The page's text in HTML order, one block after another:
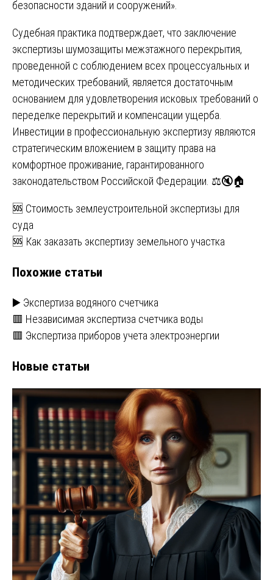
безопасности зданий и сооружений».
Судебная практика подтверждает, что заключение
экспертизы шумозащиты межэтажного перекрытия,
проведенной с соблюдением всех процессуальных и
методических требований, является достаточным
основанием для удовлетворения исковых требований о
переделке перекрытий и компенсации ущерба.
Инвестиции в профессиональную экспертизу являются
стратегическим вложением в защиту права на
комфортное проживание, гарантированного
законодательством Российской Федерации. ⚖️🔇🏠
Навигация
по
🆘 Стоимость землеустроительной экспертизы для
суда
🆘 Как заказать экспертизу земельного участка
Похожие статьи
▶️ Экспертиза водяного счетчика
🟥 Независимая экспертиза счетчика воды
🟥 Экспертиза приборов учета электроэнергии
Новые статьи